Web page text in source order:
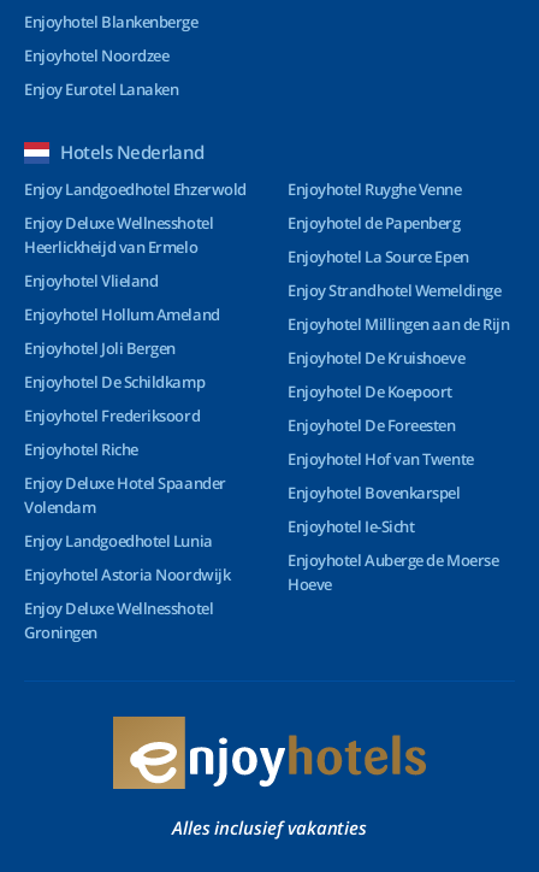
Enjoyhotel Blankenberge
Enjoyhotel Noordzee
Enjoy Eurotel Lanaken
Hotels Nederland
Enjoy Landgoedhotel Ehzerwold
Enjoy Deluxe Wellnesshotel
Heerlickheijd van Ermelo
Enjoyhotel Vlieland
Enjoyhotel Hollum Ameland
Enjoyhotel Joli Bergen
Enjoyhotel De Schildkamp
Enjoyhotel Frederiksoord
Enjoyhotel Riche
Enjoy Deluxe Hotel Spaander
Volendam
Enjoy Landgoedhotel Lunia
Enjoyhotel Astoria Noordwijk
Enjoy Deluxe Wellnesshotel
Groningen
Enjoyhotel Ruyghe Venne
Enjoyhotel de Papenberg
Enjoyhotel La Source Epen
Enjoy Strandhotel Wemeldinge
Enjoyhotel Millingen aan de Rijn
Enjoyhotel De Kruishoeve
Enjoyhotel De Koepoort
Enjoyhotel De Foreesten
Enjoyhotel Hof van Twente
Enjoyhotel Bovenkarspel
Enjoyhotel Ie-Sicht
Enjoyhotel Auberge de Moerse
Hoeve
Alles inclusief vakanties